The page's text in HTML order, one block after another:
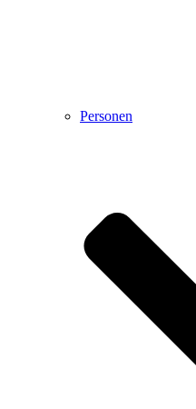
Personen